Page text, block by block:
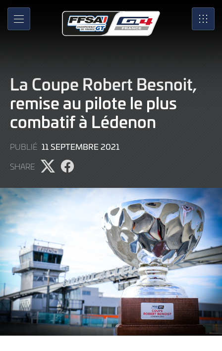
Skip
Main
MENU SRO
La Coupe Robert Besnoit,
remise au pilote le plus
combatif à Lédenon
PUBLIÉ 11 SEPTEMBRE 20219
SHARE
Partager
sur
X
Partager
sur